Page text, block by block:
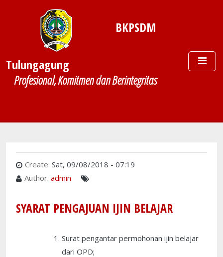
BKPSDM
Tulungagung
Profesional, Komitmen dan Berintegritas
Create: Sat, 09/08/2018 - 07:19
Author: admin
SYARAT PENGAJUAN IJIN BELAJAR
Surat pengantar permohonan ijin belajar
dari OPD;